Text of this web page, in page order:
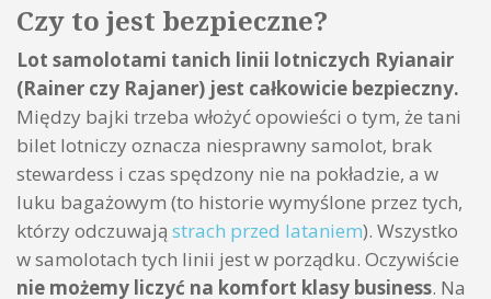
Czy to jest bezpieczne?
Lot samolotami tanich linii lotniczych Ryianair
(Rainer czy Rajaner) jest całkowicie bezpieczny.
Między bajki trzeba włożyć opowieści o tym, że tani
bilet lotniczy oznacza niesprawny samolot, brak
stewardess i czas spędzony nie na pokładzie, a w
luku bagażowym (to historie wymyślone przez tych,
którzy odczuwają strach przed lataniem). Wszystko
w samolotach tych linii jest w porządku. Oczywiście
nie możemy liczyć na komfort klasy business. Na